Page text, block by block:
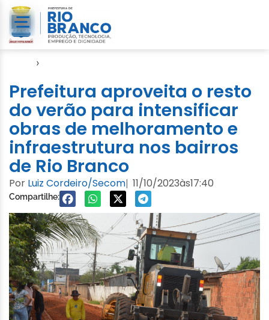
›
Prefeitura aproveita o resto
do verão para intensificar
obras de melhoramento e
infraestrutura nos bairros
de Rio Branco
Por Luiz Cordeiro/Secom| 11/10/2023às17:40
Compartilhe: